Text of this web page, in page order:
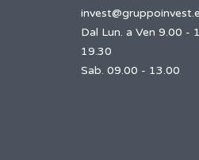
Dal Lun. a Ven 9.00 -
19.30
Sab. 09.00 - 13.00